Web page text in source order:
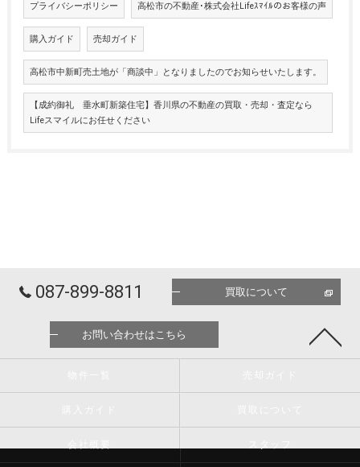
プライバシーポリシー 高松市の不動産･株式会社Lifeｽﾏｲﾙのお客様の声
購入ガイド 売却ガイド
高松市中新町売土地が「商談中」となりましたのでお知らせいたします。
【成約御礼 垂水町新築住宅】香川県の不動産の買取・売却・査定なら
Lifeスマイルにお任せください
087-899-8811 買取について
お問い合わせはこちら